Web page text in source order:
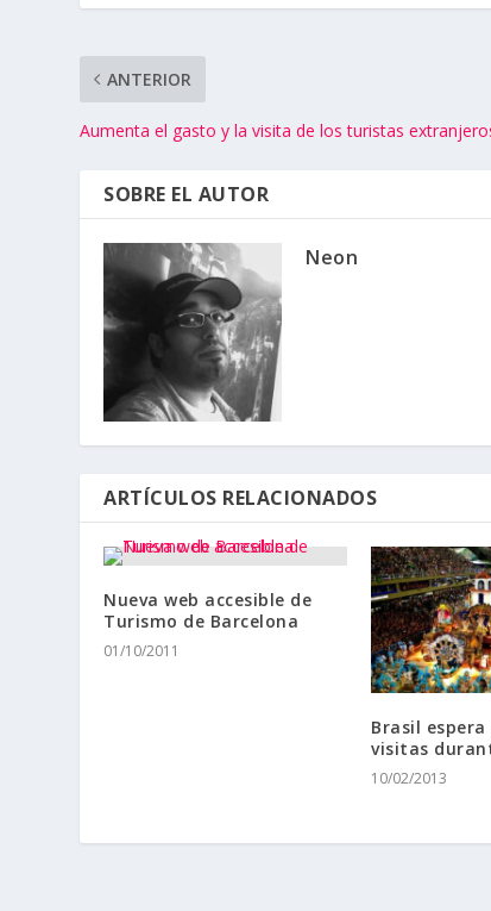
ANTERIOR
Aumenta el gasto y la visita de los turistas
SOBRE EL AUTOR
Neon
ARTÍCULOS RELACIONADOS
Nueva web accesible de
Turismo de Barcelona
01/10/2011
Brasil
visitas
10/02/2013